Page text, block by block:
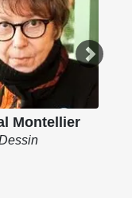
Montellier